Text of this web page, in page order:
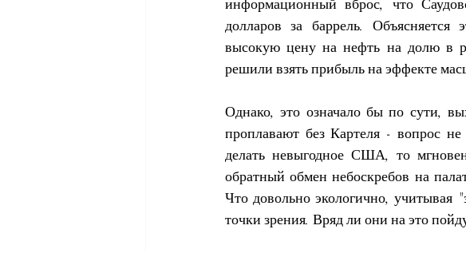
информационный вброс, что
долларов за баррель.
высокую цену на нефть на долю в
решили взять прибыль на эффекте
Однако, это означало бы по сути,
проплавают без Картеля - вопрос
делать невыгодное США, то
обратный обмен небоскребов на
Что довольно экологично, учитывая
точки зрения. Вряд ли они на это